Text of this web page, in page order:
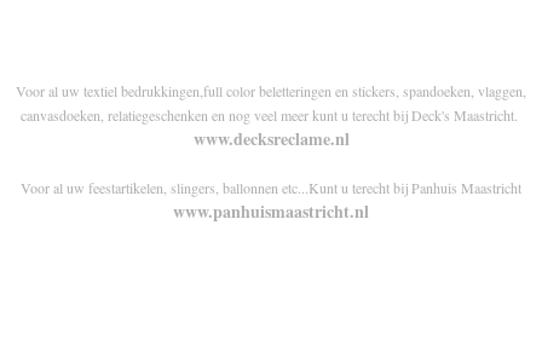
Voor al uw textiel bedrukkingen,full color beletteringen en stickers, spandoeken, vlaggen,
canvasdoeken, relatiegeschenken en nog veel meer kunt u terecht bij Deck's Maastricht.
www.decksreclame.nl
Voor al uw feestartikelen, slingers, ballonnen etc...Kunt u terecht bij Panhuis Maastricht
www.panhuismaastricht.nl